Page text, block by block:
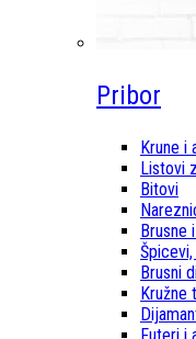
Pribor
Krune i
Listovi
Bitovi
Brusne
Brusni
Kružne